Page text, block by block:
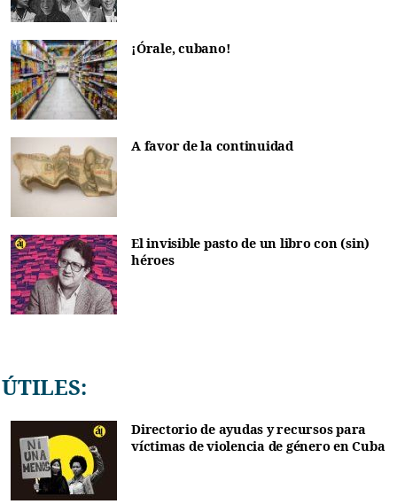
¡Órale, cubano!
A favor de la continuidad
El invisible pasto de un libro con (sin)
héroes
ÚTILES:
Directorio de ayudas y recursos para
víctimas de violencia de género en Cuba